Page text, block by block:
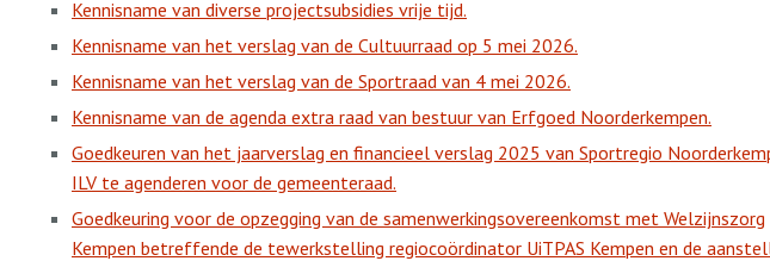
Kennisname van diverse projectsubsidies vrije tijd.
Kennisname van het verslag van de Cultuurraad op 5 mei 2026.
Kennisname van het verslag van de Sportraad van 4 mei 2026.
Kennisname van de agenda extra raad van bestuur van Erfgoed Noorderkempen.
Goedkeuren van het jaarverslag en financieel verslag 2025 van Sportregio
ILV te agenderen voor de gemeenteraad.
Goedkeuring voor de opzegging van de samenwerkingsovereenkomst met Welzijnszorg
Kempen betreffende de tewerkstelling regiocoördinator UiTPAS Kempen en de